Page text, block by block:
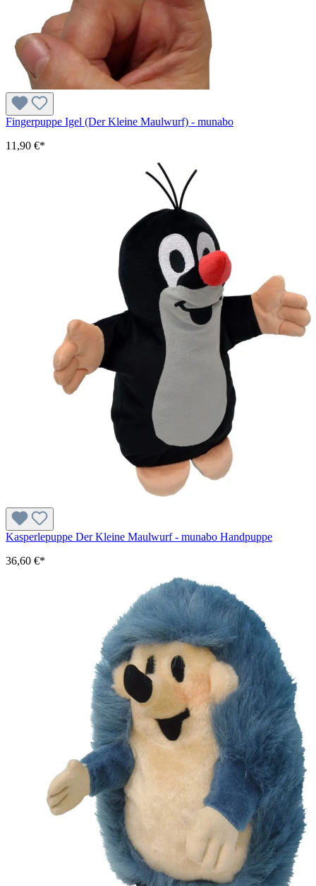
Fingerpuppe Igel (Der Kleine Maulwurf) - munabo
11,90 €*
Kasperlepuppe Der Kleine Maulwurf - munabo Handpuppe
36,60 €*